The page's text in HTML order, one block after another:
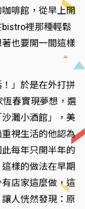
啡館，從早上開
裡那種輕鬆
也要開一間這樣
！」於是在外打拼
春實現夢想，選
灘小酒館」，美
視生活的他認為
每年只開半年的
樣的做法在早期
店家這麼做，這
人恍然發現：原